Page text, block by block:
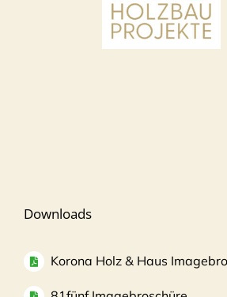
Downloads
Korona Holz & Haus